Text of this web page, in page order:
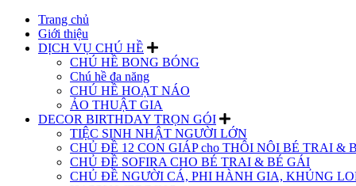
Trang chủ
Giới thiệu
DỊCH VỤ CHÚ HỀ
CHÚ HỀ BONG BÓNG
Chú hề đa năng
CHÚ HỀ HOẠT NÁO
ẢO THUẬT GIA
DECOR BIRTHDAY TRỌN GÓI
TIỆC SINH NHẬT NGƯỜI LỚN
CHỦ ĐỀ 12 CON GIÁP cho THÔI NÔI BÉ TRAI &
CHỦ ĐỀ SOFIRA CHO BÉ TRAI & BÉ GÁI
CHỦ ĐỀ NGƯỜI CÁ, PHI HÀNH GIA, KHỦNG